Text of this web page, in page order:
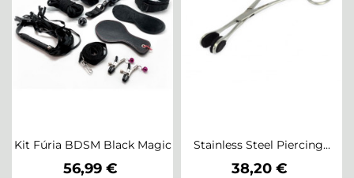
Kit Fúria BDSM Black Magic
Preço
56,99 €
Stainless Steel Piercing...
Preço
38,20 €